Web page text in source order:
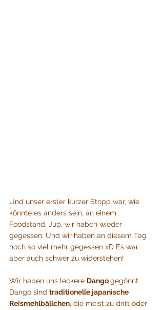
Und unser erster kurzer Stopp war, wie
könnte es anders sein, an einem
Foodstand. Jup, wir haben wieder
gegessen. Und wir haben an diesem Tag
noch so viel mehr gegessen xD Es war
aber auch schwer zu widerstehen!
Wir haben uns leckere Dango gegönnt.
Dango sind traditionelle japanische
Reismehlbällchen, die meist zu dritt oder